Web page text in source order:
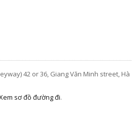
42 or 36, Giang Văn Minh street, Hà
sơ đồ đường đi.